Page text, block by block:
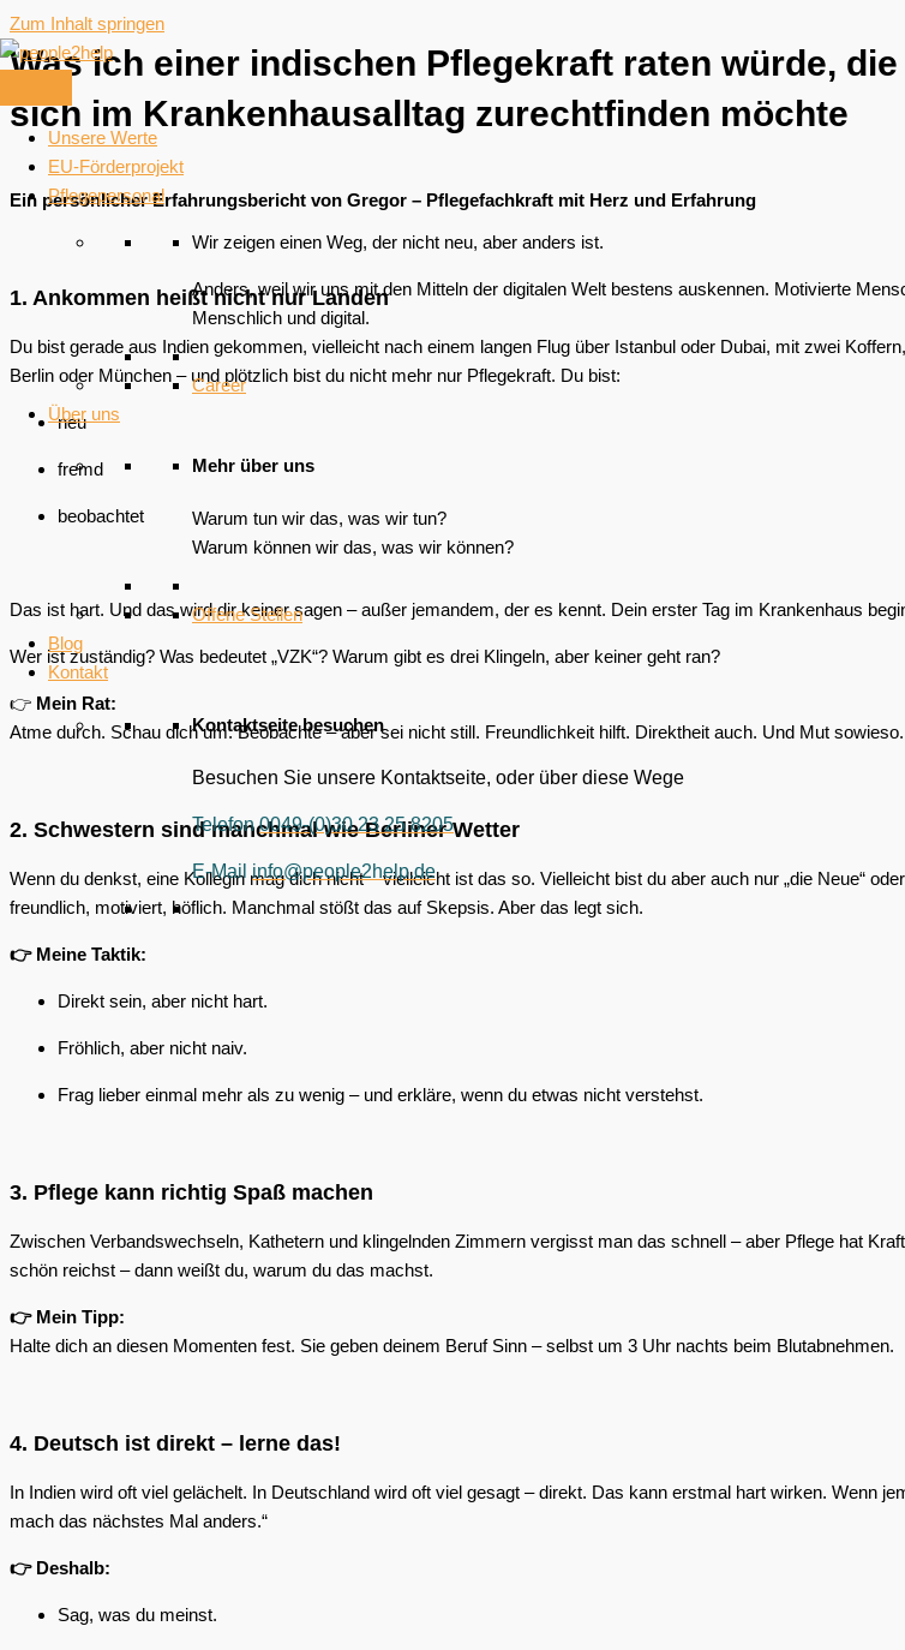
Zum Inhalt springen
Unsere Werte
EU-Förderprojekt
Pflegepersonal
Wir zeigen einen Weg, der nicht neu, aber anders ist.
Anders, weil wir uns mit den Mitteln der digitalen Welt bestens auskennen. Motivierte
Menschlich und digital.
Career
Über uns
Mehr über uns
Warum tun wir das, was wir tun?
Warum können wir das, was wir können?
Offene Stellen
Blog
Kontakt
Kontaktseite besuchen
Besuchen Sie unsere Kontaktseite, oder über diese Wege
Telefon0049-(0)30 23 25 8205
E-Mailinfo@people2help.de
Was ich einer indischen Pflegekraft raten würde,
sich im Krankenhausalltag zurechtfinden möchte
Ein persönlicher Erfahrungsbericht von Gregor – Pflegefachkraft mit Herz und Erfahrung
1. Ankommen heißt nicht nur Landen
Du bist gerade aus Indien gekommen, vielleicht nach einem langen Flug über Istanbul oder Dubai, mit zwei
Berlin oder München – und plötzlich bist du nicht mehr nur Pflegekraft. Du bist:
neu
fremd
beobachtet
Das ist hart. Und das wird dir keiner sagen – außer jemandem, der es kennt. Dein erster Tag im Krankenhaus
Wer ist zuständig? Was bedeutet „VZK“? Warum gibt es drei Klingeln, aber keiner geht ran?
👉 Mein Rat:
Atme durch. Schau dich um. Beobachte – aber sei nicht still. Freundlichkeit hilft. Direktheit auch. Und Mut sowieso.
2. Schwestern sind manchmal wie Berliner Wetter
Wenn du denkst, eine Kollegin mag dich nicht – vielleicht ist das so. Vielleicht bist du aber auch nur „die Neue“
freundlich, motiviert, höflich. Manchmal stößt das auf Skepsis. Aber das legt sich.
👉 Meine Taktik:
Direkt sein, aber nicht hart.
Fröhlich, aber nicht naiv.
Frag lieber einmal mehr als zu wenig – und erkläre, wenn du etwas nicht verstehst.
3. Pflege kann richtig Spaß machen
Zwischen Verbandswechseln, Kathetern und klingelnden Zimmern vergisst man das schnell – aber Pflege hat
schön reichst – dann weißt du, warum du das machst.
👉 Mein Tipp:
Halte dich an diesen Momenten fest. Sie geben deinem Beruf Sinn – selbst um 3 Uhr nachts beim Blutabnehmen.
4. Deutsch ist direkt – lerne das!
In Indien wird oft viel gelächelt. In Deutschland wird oft viel gesagt – direkt. Das kann erstmal hart wirken. Wenn
mach das nächstes Mal anders.“
👉 Deshalb:
Sag, was du meinst.